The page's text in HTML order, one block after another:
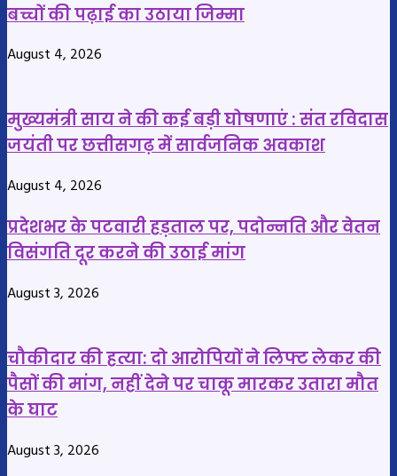
क्युकी
यूरिया
डीएपी
से
खेती
बचत
बनी
दो
अलग
हादसों
में
महिला
और
दो
साल
मासूम
परिवार
में
शोक
बच्चों की पढ़ाई का उठाया जिम्मा
August 4, 2026
मुख्यमंत्री साय ने की कई बड़ी घोषणाएं : संत रविदास
जयंती पर छत्तीसगढ़ में सार्वजनिक अवकाश
August 4, 2026
प्रदेशभर के पटवारी हड़ताल पर, पदोन्नति और वेतन
विसंगति दूर करने की उठाई मांग
August 3, 2026
चौकीदार की हत्या: दो आरोपियों ने लिफ्ट लेकर की
पैसों की मांग, नहीं देने पर चाकू मारकर उतारा मौत
के घाट
August 3, 2026